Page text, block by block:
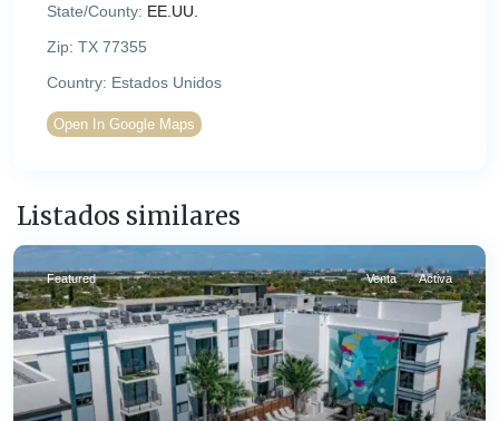
State/County: EE.UU.
Zip: TX 77355
Country: Estados Unidos
Open In Google Maps
Listados similares
Featured Venta Activa